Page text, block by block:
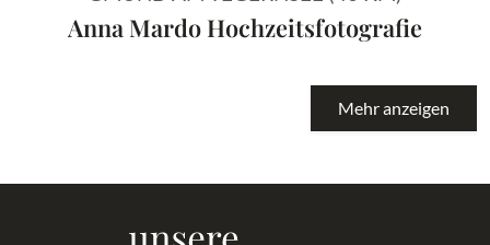
Anna Mardo Hochzeitsfotografie
Mehr anzeigen